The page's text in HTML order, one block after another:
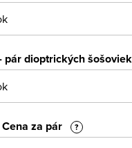
pár dioptrických šošoviek
za pár ?